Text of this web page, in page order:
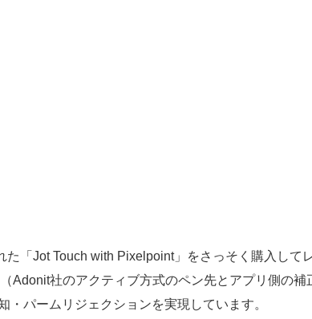
「Jot Touch with Pixelpoint」をさっそく購入して
Adonit社のアクティブ方式のペン先とアプリ側の補
パームリジェクションを実現しています。